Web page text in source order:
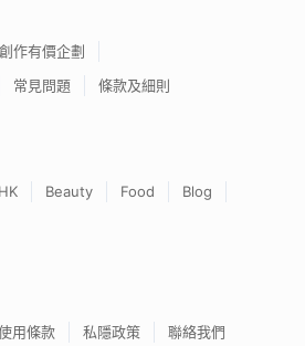
作有價企劃
常見問題 條款及細則
HK Beauty Food
Blog
用條款 私隱政策 聯絡我們